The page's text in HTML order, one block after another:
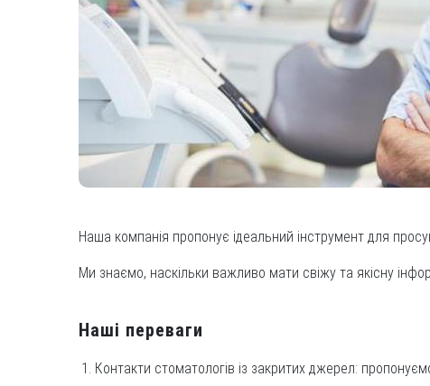
Наша компанія пропонує ідеальний інструмент для
Ми знаємо, наскільки важливо мати свіжу та якісну
Наші переваги
Контакти стоматологів із закритих джерел: пропонуємо